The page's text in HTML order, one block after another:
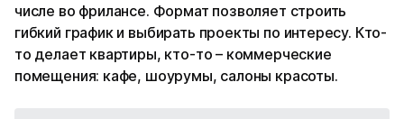
числе во фрилансе. Формат позволяет строить
гибкий график и выбирать проекты по интересу. Кто-
то делает квартиры, кто-то – коммерческие
помещения: кафе, шоурумы, салоны красоты.